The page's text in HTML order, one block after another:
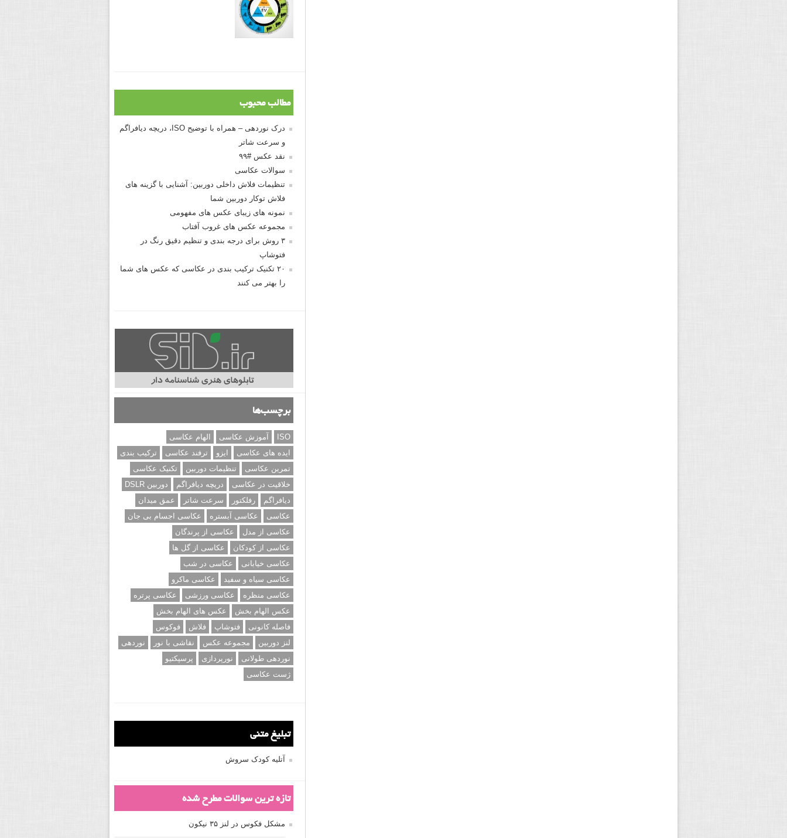
مطالب محبوب
درک نوردهی – همراه با توضیح ISO، دریچه دیافراگم
و سرعت شاتر
نقد عکس #۹۹
سوالات عکاسی
تنظیمات فلاش داخلی دوربین: آشنایی با گزینه های
فلاش توکار دوربین شما
نمونه های زیبای عکس های مفهومی
مجموعه عکس های غروب آفتاب
۳ روش برای درجه بندی و تنظیم دقیق رنگ در
فتوشاپ
۲۰ تکنیک ترکیب بندی در عکاسی که عکس های شما
را بهتر می کنند
برچسب‌ها
ISO آموزش عکاسی
الهام عکاسی
ایده های عکاسی
ایزو ترفند عکاسی
ترکیب بندی
تمرین عکاسی
تنظیمات دوربین
تکنیک عکاسی
خلاقیت در عکاسی
دریچه دیافراگم
دوربین DSLR
دیافراگم
رفلکتور سرعت شاتر
عمق میدان
عکاسی
عکاسی آبستره
عکاسی اجسام بی جان
عکاسی از مدل
عکاسی از پرندگان
عکاسی از کودکان
عکاسی از گل ها
عکاسی خیابانی
عکاسی در شب
عکاسی سیاه و سفید
عکاسی ماکرو
عکاسی منظره
عکاسی ورزشی
عکاسی پرتره
عکس الهام بخش
عکس های الهام بخش
فاصله کانونی
فتوشاپ فلاش
فوکوس
لنز دوربین
مجموعه عکس نقاشی با نور
نوردهی
نوردهی طولانی
نورپردازی
پرسپکتیو
ژست عکاسی
تبلیغ متنی
آتلیه کودک سروش
تازه ترین سوالات مطرح شده
مشکل فکوس در لنز ۳۵ نیکون